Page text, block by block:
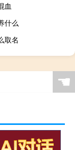
血
什么
取名
☚